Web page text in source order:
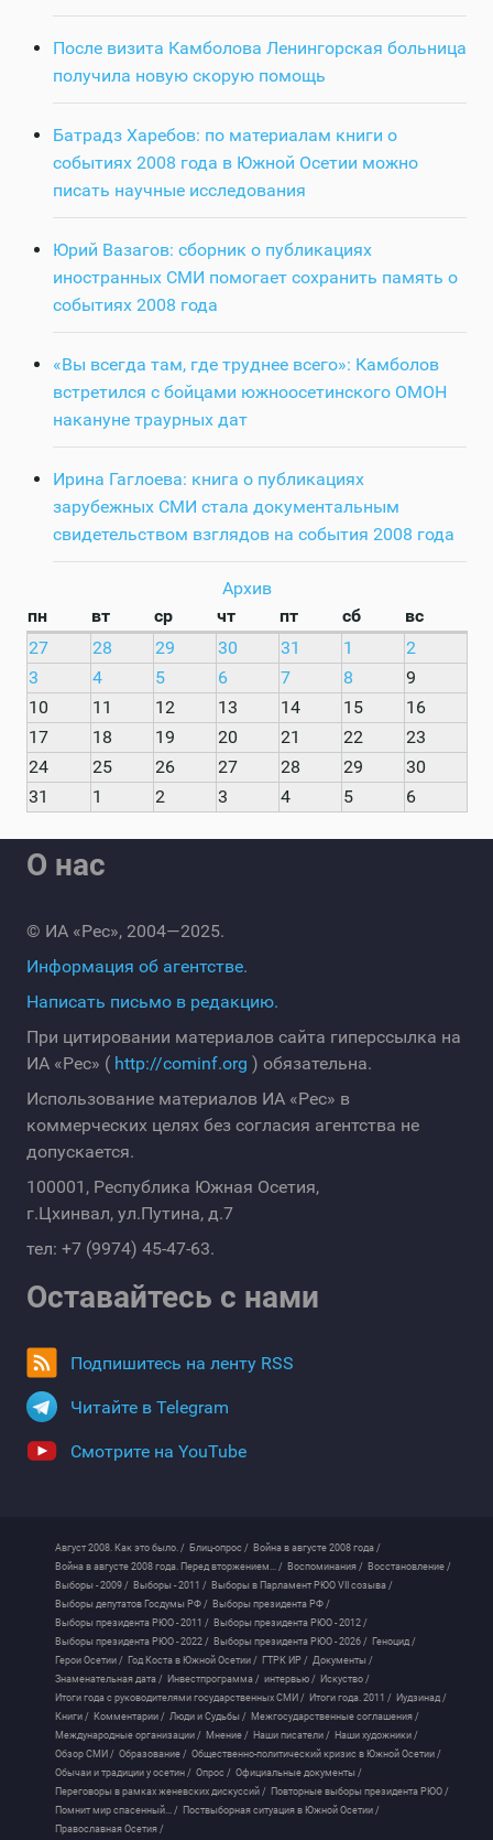
После визита Камболова Ленингорская больница
получила новую скорую помощь
Батрадз Харебов: по материалам книги о
событиях 2008 года в Южной Осетии можно
писать научные исследования
Юрий Вазагов: сборник о публикациях
иностранных СМИ помогает сохранить память о
событиях 2008 года
«Вы всегда там, где труднее всего»: Камболов
встретился с бойцами южноосетинского ОМОН
накануне траурных дат
Ирина Гаглоева: книга о публикациях
зарубежных СМИ стала документальным
свидетельством взглядов на события 2008 года
Архив
пн
вт ср чт пт сб
вс
27
28 29 30 31 1
2
3
4 5 6 7 8
9
10
11 12 13 14 15
16
17
18 19 20 21 22
23
24
25 26 27 28 29
30
31
1 2 3 4 5 6
О нас
© ИА «Рес», 2004—2025.
Информация об агентстве.
Написать письмо в редакцию.
При цитировании материалов сайта гиперссылка на
ИА «Рес» ( http://cominf.org ) обязательна.
Использование материалов ИА «Рес» в
коммерческих целях без согласия агентства не
допускается.
100001, Республика Южная Осетия,
г.Цхинвал, ул.Путина, д.7
тел: +7 (9974) 45-47-63.
Оставайтесь с нами
Подпишитесь на ленту RSS
Читайте в Telegram
Смотрите на YouTube
Август 2008. Как это было. / Блиц-опрос / Война в августе 2008 года /
Война в августе 2008 года. Перед вторжением... / Воспоминания / Восстановление /
Выборы - 2009 / Выборы - 2011 / Выборы в Парламент РЮО VII созыва /
Выборы депутатов Госдумы РФ / Выборы президента РФ /
Выборы президента РЮО - 2011 / Выборы президента РЮО - 2012 /
Выборы президента РЮО - 2022 / Выборы президента РЮО - 2026 / Геноцид /
Герои Осетии / Год Коста в Южной Осетии / ГТРК ИР / Документы /
Знаменательная дата / Инвестпрограмма / интервью / Искуство /
Итоги года с руководителями государственных СМИ / Итоги года. 2011 / Иудзинад /
Книги / Комментарии / Люди и Судьбы / Межгосударственные соглашения /
Международные организации / Мнение / Наши писатели / Наши художники /
Обзор СМИ / Образование / Общественно-политический кризис в Южной Осетии /
Обычаи и традиции у осетин / Опрос / Официальные документы /
Переговоры в рамках женевских дискуссий / Повторные выборы президента РЮО /
Помнит мир спасенный... / Поствыборная ситуация в Южной Осетии /
Православная Осетия /